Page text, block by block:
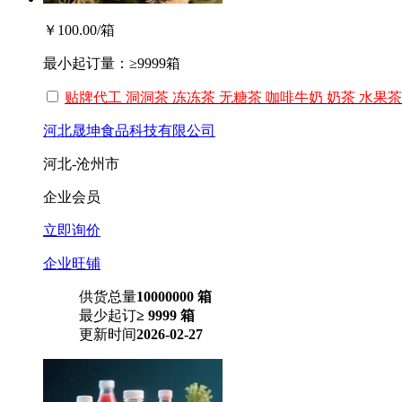
￥100.00/箱
最小起订量： ≥9999箱
贴牌代工 洞洞茶 冻冻茶 无糖茶 咖啡牛奶 奶茶 水果茶
河北晟坤食品科技有限公司
河北-沧州市
企业会员
立即询价
企业旺铺
供货总量10000000 箱
最少起订≥ 9999 箱
更新时间2026-02-27